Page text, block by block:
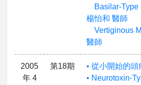
Basilar-Type
楊怡和 醫師
Vertiginous
醫師
2005
年 4
第18期
• 從小開始的
• Neurotoxin-